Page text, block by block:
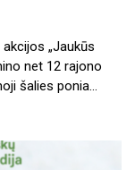
„Jaukūs
net 12 rajono
šalies ponia…